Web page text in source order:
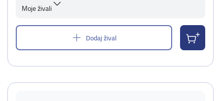
Moje živali
Dodaj žival